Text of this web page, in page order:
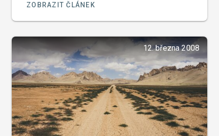
ZOBRAZIT ČLÁNEK
12. března 2008